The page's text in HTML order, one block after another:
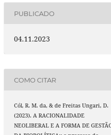
PUBLICADO
04.11.2023
COMO CITAR
Cól, R. M. da, & de Freitas Ungari, D.
(2023). A RACIONALIDADE
NEOLIBERAL E A FORMA DE